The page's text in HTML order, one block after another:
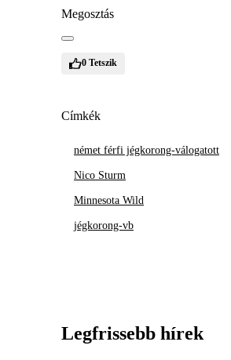
Megosztás
0 Tetszik
Címkék
német férfi jégkorong-válogatott
Nico Sturm
Minnesota Wild
jégkorong-vb
Legfrissebb hírek